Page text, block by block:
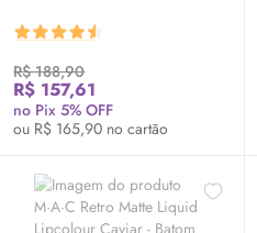
R$ 188,90
R$ 157,61
no Pix 5% OFF
ou R$ 165,90 no cartão